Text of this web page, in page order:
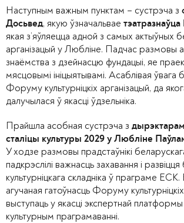
Наступным важным пунктам – сустрэча з
Досьвед, якую ўзначальвае тэатразнаўца
якая з’яўляецца адной з самых актыўных
арганізацый у Любліне. Падчас размовы
знаёмства з дзейнасцю фундацыі, яе
мясцовымі ініцыятывамі. Асаблівая ўвага
Форуму культурніцкіх арганізацый, да
далучылася ў якасці ўдзельніка.
Прайшла асобная сустрэча з
сталіцы культуры 2029 у Любліне
У ходзе размовы прадстаўнікі
падкрэслілі важнасць захавання і
культурніцкага складніка ў праграме
агучаная гатоўнасць Форуму
выступаць у якасці экспертнай платформы
культурным праграмаванні.